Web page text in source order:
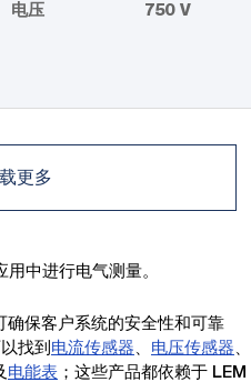
电压 750 V
更多
中进行电气测量。
确保客户系统的安全性和可靠
找到 电流传感器 电压传感器
电能表 ；这些产品都依赖于 LEM